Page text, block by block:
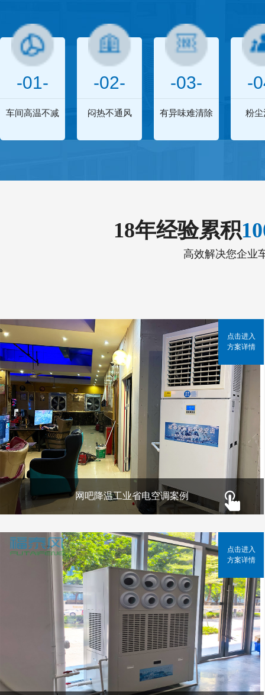
-01-
车间高温不减
-02-
闷热不通风
-03-
有异味难清除
-
粉尘
18年经验累积
高效解决您企业
网吧降温工业省电空调案例
点击进入
方案详情
点击进入
方案详情